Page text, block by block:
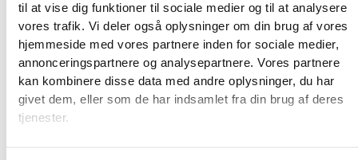
til at vise dig funktioner til sociale medier og til at analysere
vores trafik. Vi deler også oplysninger om din brug af vores
hjemmeside med vores partnere inden for sociale medier,
annonceringspartnere og analysepartnere. Vores partnere
kan kombinere disse data med andre oplysninger, du har
givet dem, eller som de har indsamlet fra din brug af deres
tjenester.